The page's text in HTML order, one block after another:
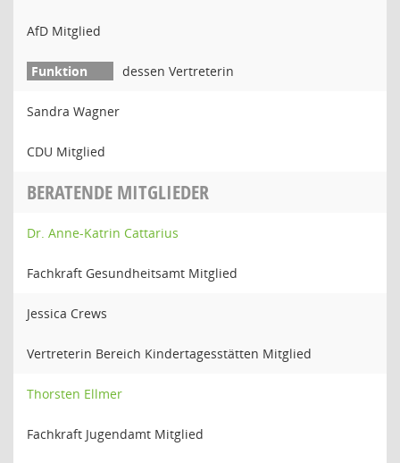
AfD Mitglied
dessen Vertreterin
Sandra Wagner
CDU Mitglied
BERATENDE MITGLIEDER
Dr. Anne-Katrin Cattarius
Fachkraft Gesundheitsamt Mitglied
Jessica Crews
Vertreterin Bereich Kindertagesstätten Mitglied
Thorsten Ellmer
Fachkraft Jugendamt Mitglied